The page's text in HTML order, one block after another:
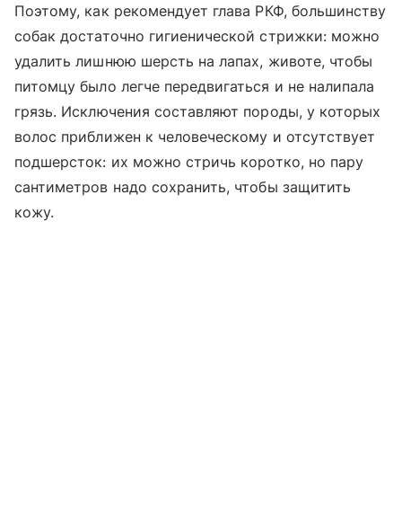
Поэтому, как рекомендует глава РКФ, большинству
собак достаточно гигиенической стрижки: можно
удалить лишнюю шерсть на лапах, животе, чтобы
питомцу было легче передвигаться и не налипала
грязь. Исключения составляют породы, у которых
волос приближен к человеческому и отсутствует
подшерсток: их можно стричь коротко, но пару
сантиметров надо сохранить, чтобы защитить
кожу.